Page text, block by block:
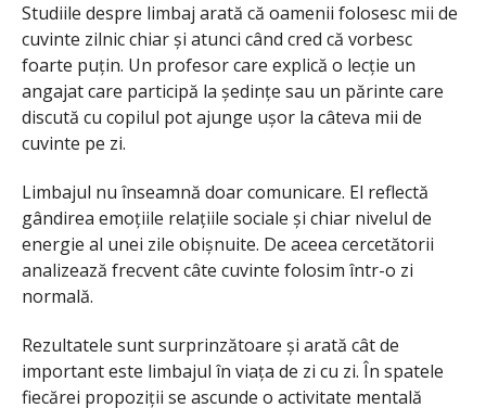
Studiile despre limbaj arată că oamenii folosesc mii de
cuvinte zilnic chiar și atunci când cred că vorbesc
foarte puțin. Un profesor care explică o lecție un
angajat care participă la ședințe sau un părinte care
discută cu copilul pot ajunge ușor la câteva mii de
cuvinte pe zi.
Limbajul nu înseamnă doar comunicare. El reflectă
gândirea emoțiile relațiile sociale și chiar nivelul de
energie al unei zile obișnuite. De aceea cercetătorii
analizează frecvent câte cuvinte folosim într-o zi
normală.
Rezultatele sunt surprinzătoare și arată cât de
important este limbajul în viața de zi cu zi. În spatele
fiecărei propoziții se ascunde o activitate mentală